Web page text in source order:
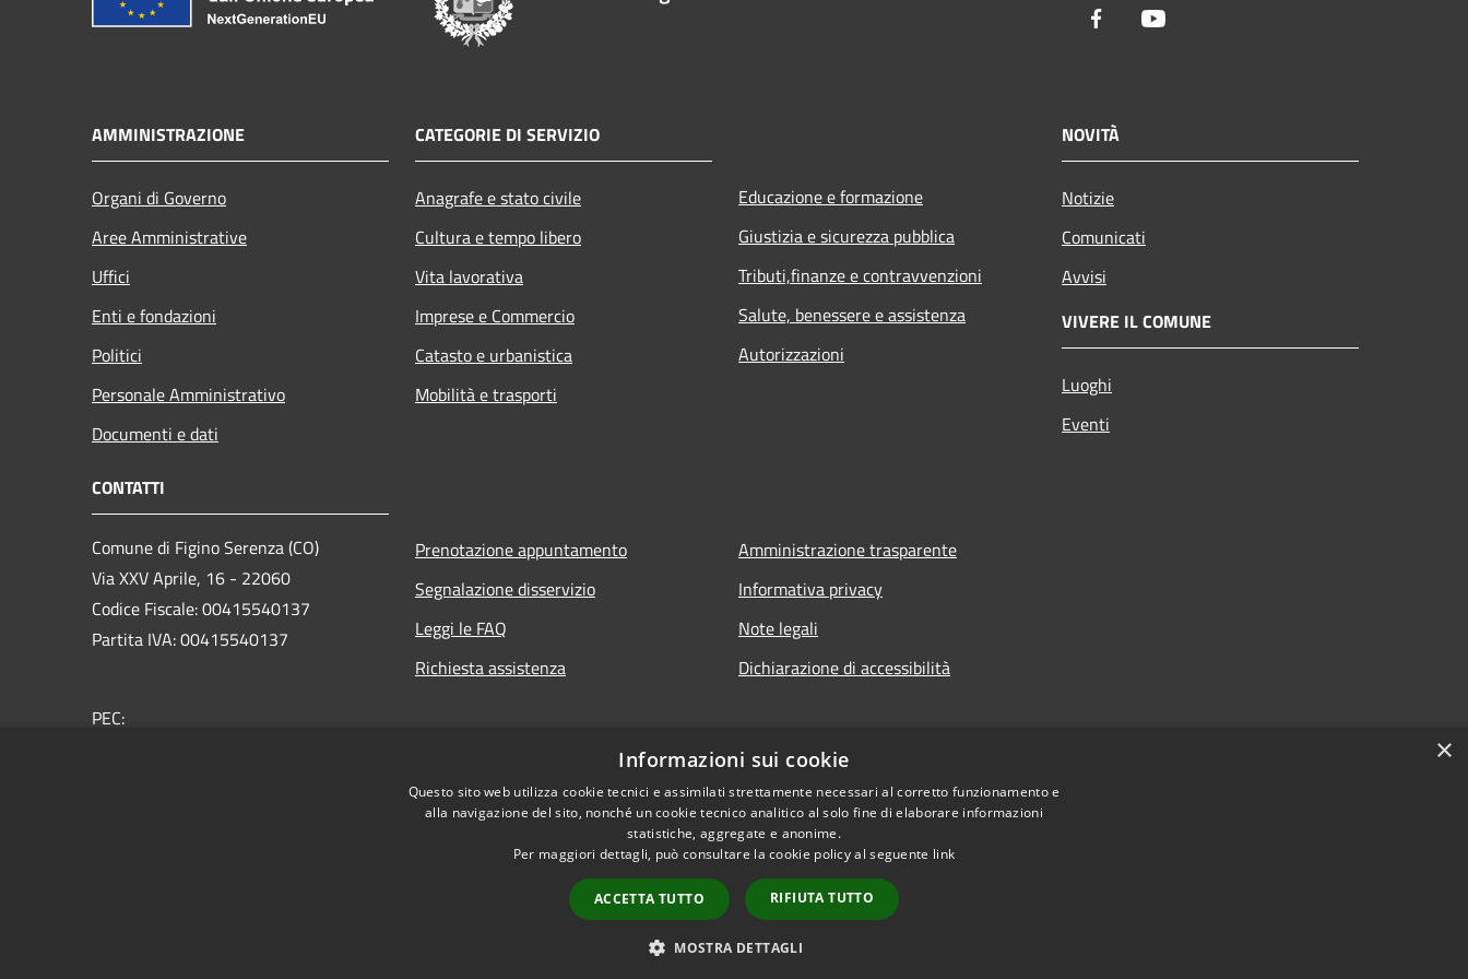
Facebook
AMMINISTRAZIONE
Organi di Governo
Aree Amministrative
Uffici
Enti e fondazioni
Politici
Personale Amministrativo
Documenti e dati
CATEGORIE DI SERVIZIO
Anagrafe e stato civile
Cultura e tempo libero
Vita lavorativa
Imprese e Commercio
Catasto e urbanistica
Mobilità e trasporti
Educazione e formazione
Giustizia e sicurezza pubblica
Tributi,finanze e contravvenzioni
Salute, benessere e assistenza
Autorizzazioni
NOVITÀ
Notizie
Comunicati
Avvisi
VIVERE IL COMUNE
Luoghi
Eventi
CONTATTI
Comune di Figino Serenza (CO)
Via XXV Aprile, 16 - 22060
Codice Fiscale: 00415540137
Partita IVA: 00415540137
PEC:
Prenotazione appuntamento
Segnalazione disservizio
Leggi le FAQ
Richiesta assistenza
Amministrazione trasparente
Informativa privacy
Note legali
Dichiarazione di accessibilità
Copyright © 2026 • Comune di Figino Serenza • Powered by
×
Informazioni sui cookie
Questo sito web utilizza cookie tecnici e assimilati strettamente necessari al corretto funzionamento e
alla navigazione del sito, nonché un cookie tecnico analitico al solo fine di elaborare informazioni
statistiche, aggregate e anonime.
Per maggiori dettagli, può consultare la cookie policy al seguente link
ACCETTA TUTTO RIFIUTA TUTTO
MOSTRA DETTAGLI